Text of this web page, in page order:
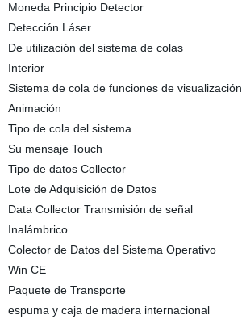
Moneda Principio Detector
Detección Láser
De utilización del sistema de colas
Interior
Sistema de cola de funciones de visualización
Animación
Tipo de cola del sistema
Su mensaje Touch
Tipo de datos Collector
Lote de Adquisición de Datos
Data Collector Transmisión de señal
Inalámbrico
Colector de Datos del Sistema Operativo
Win CE
Paquete de Transporte
espuma y caja de madera internacional